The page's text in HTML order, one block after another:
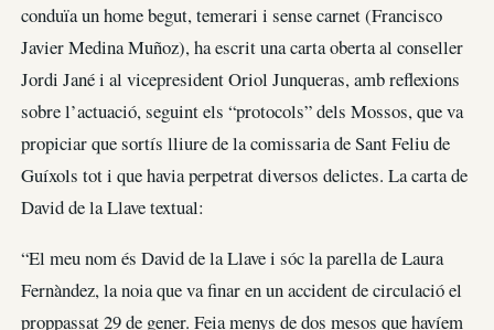
conduïa un home begut, temerari i sense carnet (Francisco
Javier Medina Muñoz), ha escrit una carta oberta al conseller
Jordi Jané i al vicepresident Oriol Junqueras, amb reflexions
sobre l’actuació, seguint els “protocols” dels Mossos, que va
propiciar que sortís lliure de la comissaria de Sant Feliu de
Guíxols tot i que havia perpetrat diversos delictes. La carta de
David de la Llave textual:
“El meu nom és David de la Llave i sóc la parella de Laura
Fernàndez, la noia que va finar en un accident de circulació el
proppassat 29 de gener. Feia menys de dos mesos que havíem